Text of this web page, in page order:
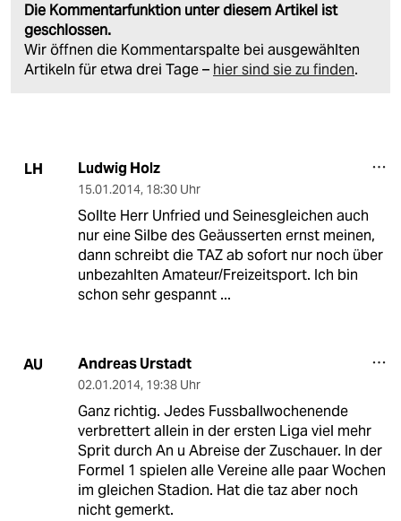
Die Kommentarfunktion unter diesem Artikel ist
geschlossen.
Wir öffnen die Kommentarspalte bei ausgewählten
Artikeln für etwa drei Tage – hier sind sie zu finden.
LH Ludwig Holz
15.01.2014, 18:30 Uhr
Sollte Herr Unfried und Seinesgleichen auch
nur eine Silbe des Geäusserten ernst meinen,
dann schreibt die TAZ ab sofort nur noch über
unbezahlten Amateur/Freizeitsport. Ich bin
schon sehr gespannt ...
AU Andreas Urstadt
02.01.2014, 19:38 Uhr
Ganz richtig. Jedes Fussballwochenende
verbrettert allein in der ersten Liga viel mehr
Sprit durch An u Abreise der Zuschauer. In der
Formel 1 spielen alle Vereine alle paar Wochen
im gleichen Stadion. Hat die taz aber noch
nicht gemerkt.